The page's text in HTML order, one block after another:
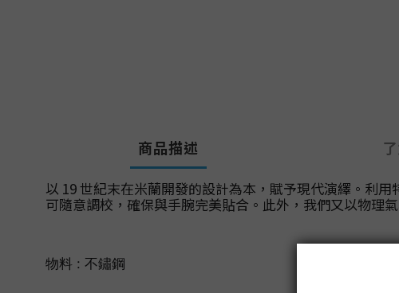
商品描述
以 19 世紀末在米蘭開發的設計為本，賦予現代演繹。利
可隨意調校，確保與手腕完美貼合。此外，我們又以物理
物料 : 不鏽鋼